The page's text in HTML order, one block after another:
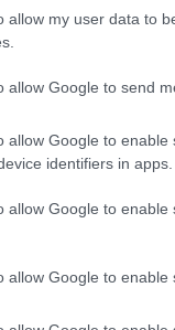
allow my user data to
allow Google to send
allow Google to
identifiers in apps.
allow Google to
allow Google to enable
20.02.2026